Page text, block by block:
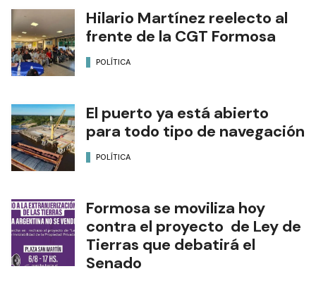
Hilario Martínez reelecto al
frente de la CGT Formosa
POLÍTICA
El puerto ya está abierto
para todo tipo de navegación
POLÍTICA
Formosa se moviliza hoy
contra el proyecto de Ley de
Tierras que debatirá el
Senado